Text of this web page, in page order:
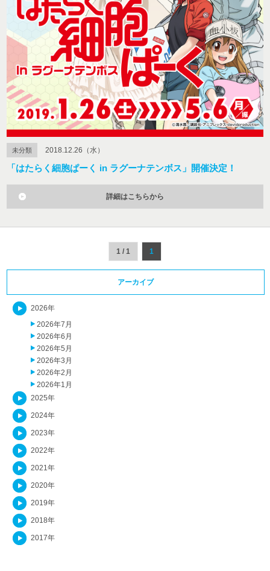
未分類 2018.12.26（水）
「はたらく細胞ぱーく in ラグーナテンボス」開催決定！
詳細はこちらから
1 / 1 1
アーカイブ
2026年
2026年7月
2026年6月
2026年5月
2026年3月
2026年2月
2026年1月
2025年
2024年
2023年
2022年
2021年
2020年
2019年
2018年
2017年